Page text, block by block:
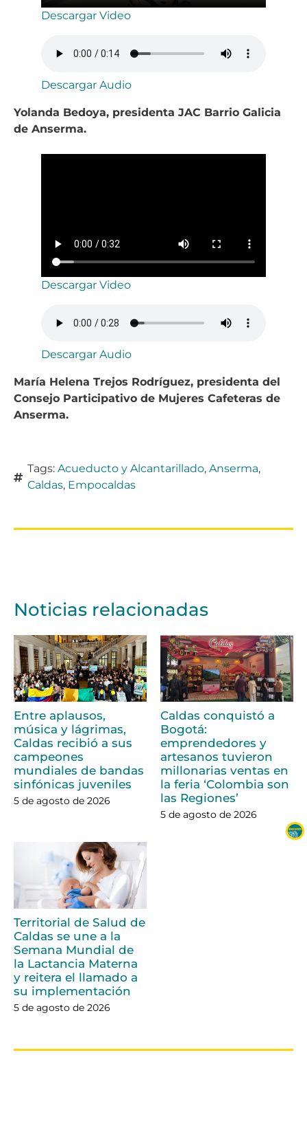
Descargar Video
Descargar Audio
Yolanda Bedoya, presidenta JAC Barrio Galicia
de Anserma.
Descargar Video
Descargar Audio
María Helena Trejos Rodríguez, presidenta del
Consejo Participativo de Mujeres Cafeteras de
Anserma.
Tags: Acueducto y Alcantarillado, Anserma,
Caldas, Empocaldas
Noticias relacionadas
Entre aplausos,
música y lágrimas,
Caldas recibió a sus
campeones
mundiales de bandas
sinfónicas juveniles
5 de agosto de 2026
Caldas conquistó a
Bogotá:
emprendedores y
artesanos tuvieron
millonarias ventas en
la feria ‘Colombia son
las Regiones’
5 de agosto de 2026
Territorial de Salud de
Caldas se une a la
Semana Mundial de
la Lactancia Materna
y reitera el llamado a
su implementación
5 de agosto de 2026